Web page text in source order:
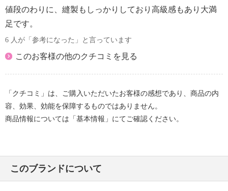
値段のわりに、縫製もしっかりしており高級感もあり大満
足です。
6 人が「参考になった」と言っています
このお客様の他のクチコミを見る
「クチコミ」は、ご購入いただいたお客様の感想であり、商品の内
容、効果、効能を保障するものではありません。
商品情報については「基本情報」にてご確認ください。
このブランドについて